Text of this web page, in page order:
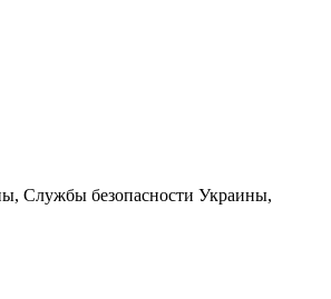
Службы безопасности Украины,